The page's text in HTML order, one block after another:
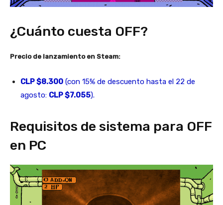
¿Cuánto cuesta OFF?
Precio de lanzamiento en Steam:
CLP $8.300 (con 15% de descuento hasta el 22 de
agosto: CLP $7.055).
Requisitos de sistema para OFF
en PC